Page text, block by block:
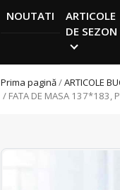
NOUTATI
ARTICOLE
DE SEZON
Prima pagină/ARTICOLE
/ FATA DE MASA 137*183,